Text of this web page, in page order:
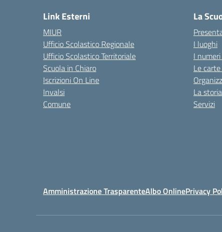
Link Esterni
MIUR
Ufficio Scolastico Regionale
Ufficio Scolastico Territoriale
Scuola in Chiaro
Iscrizioni On Line
Invalsi
Comune
La
I luoghi
I
Le
La storia
Servizi
Amministrazione TrasparenteAlbo OnlinePrivacy